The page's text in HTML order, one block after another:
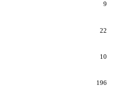
9
22
10
196